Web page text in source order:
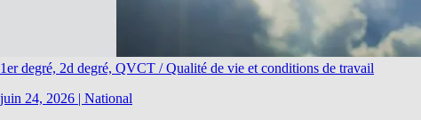
1er degré, 2d degré, QVCT / Qualité de vie et conditions de travail
juin 24, 2026 | National